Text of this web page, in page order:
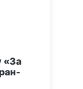
«За